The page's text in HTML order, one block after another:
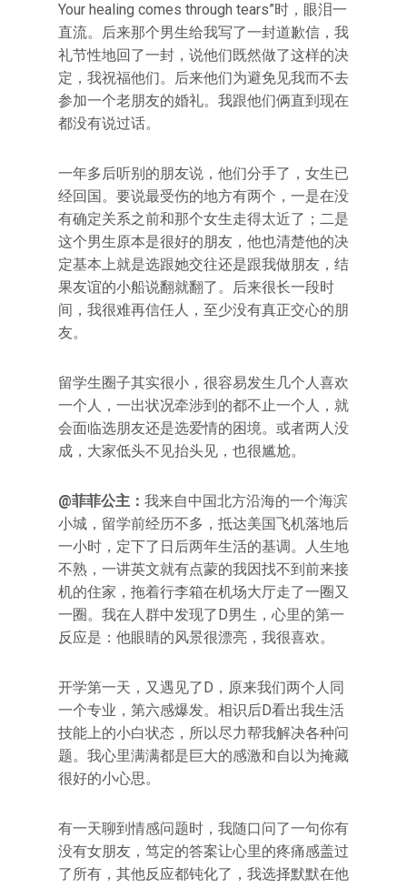
Your healing comes through tears”时，眼泪一
直流。后来那个男生给我写了一封道歉信，我
礼节性地回了一封，说他们既然做了这样的决
定，我祝福他们。后来他们为避免见我而不去
参加一个老朋友的婚礼。我跟他们俩直到现在
都没有说过话。
一年多后听别的朋友说，他们分手了，女生已
经回国。要说最受伤的地方有两个，一是在没
有确定关系之前和那个女生走得太近了；二是
这个男生原本是很好的朋友，他也清楚他的决
定基本上就是选跟她交往还是跟我做朋友，结
果友谊的小船说翻就翻了。后来很长一段时
间，我很难再信任人，至少没有真正交心的朋
友。
留学生圈子其实很小，很容易发生几个人喜欢
一个人，一出状况牵涉到的都不止一个人，就
会面临选朋友还是选爱情的困境。或者两人没
成，大家低头不见抬头见，也很尴尬。
@菲菲公主： 我来自中国北方沿海的一个海滨
小城，留学前经历不多，抵达美国飞机落地后
一小时，定下了日后两年生活的基调。人生地
不熟，一讲英文就有点蒙的我因找不到前来接
机的住家，拖着行李箱在机场大厅走了一圈又
一圈。我在人群中发现了D男生，心里的第一
反应是：他眼睛的风景很漂亮，我很喜欢。
开学第一天，又遇见了D，原来我们两个人同
一个专业，第六感爆发。相识后D看出我生活
技能上的小白状态，所以尽力帮我解决各种问
题。我心里满满都是巨大的感激和自以为掩藏
很好的小心思。
有一天聊到情感问题时，我随口问了一句你有
没有女朋友，笃定的答案让心里的疼痛感盖过
了所有，其他反应都钝化了，我选择默默在他